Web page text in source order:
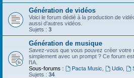
Génération de vidéos
Voici le forum dédié à la production de
aussi d'autres vidéos.
Sujets : 3
Génération de musique
Savez-vous que vous pouvez créer votre
simplement avec un prompt ? Ce forum
l'IA.
Sous-forums :
Pacta Music Udio,
Sujets : 34